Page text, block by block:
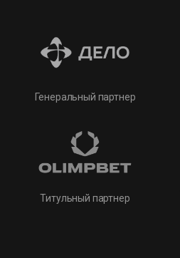
Генеральный партнер
Титульный партнер